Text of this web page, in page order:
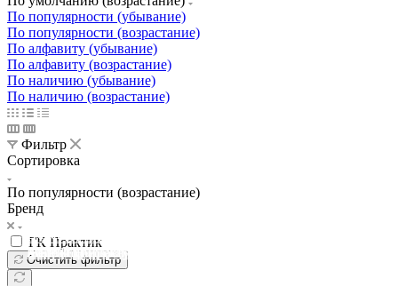
По популярности (убывание)
По популярности (возрастание)
По алфавиту (убывание)
По алфавиту (возрастание)
По наличию (убывание)
По наличию (возрастание)
Фильтр
Сортировка
По популярности (возрастание)
Бренд
ГК Практик
Очистить фильтр
Освещение
Здания префектуры ТиНАО
Освещение
Калужский завод путевых машин и гидроприводов
Освещение
СТРОИТЕЛЬНЫЙ ГИПЕРМАРКЕТ «ЛЕРУА
МЕРЛЕН»
Освещение
Железнодорожный вокзал Арзамас-1